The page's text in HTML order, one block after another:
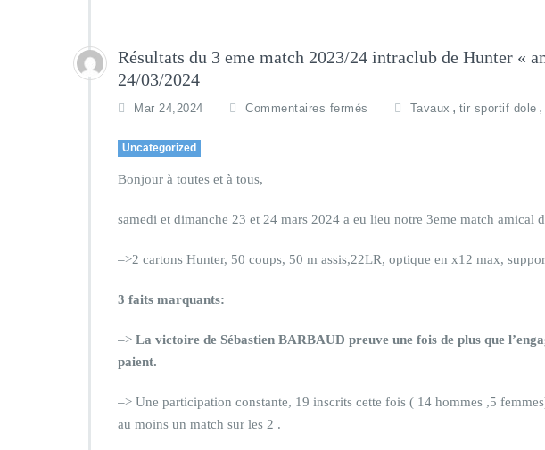
Résultats du 3 eme match 2023/24 intraclub de Hunter «
24/03/2024
Mar 24,2024 Commentaires fermés Tavaux , tir sportif dole ,
Uncategorized
Bonjour à toutes et à tous,
samedi et dimanche 23 et 24 mars 2024 a eu lieu notre 3eme match amical
–>2 cartons Hunter, 50 coups, 50 m assis,22LR, optique en x12 max,
3 faits marquants:
–> La victoire de Sébastien BARBAUD preuve une fois de plus que
paient.
–> Une participation constante, 19 inscrits cette fois ( 14 hommes ,5
au moins un match sur les 2 .